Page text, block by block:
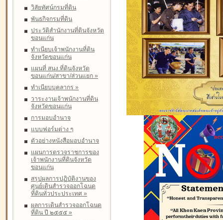
วิสัยทัศน์กรมที่ดิน
พันธกิจกรมที่ดิน
ประวัติสำนักงานที่ดินจังหวัด
ขอนแก่น
ทำเนียบเจ้าพนักงานที่ดิน
จังหวัดขอนแก่น
แผนที่ สนง.ที่ดินจังหวัด
ขอนแก่น/สาขา/ส่วนแยก »
ทำเนียบบุคลากร »
วาระงานเจ้าพนักงานที่ดิน
จังหวัดขอนแก่น
การมอบอำนาจ
แบบฟอร์มต่าง ๆ
ตัวอย่างหนังสือมอบอำนาจ
แผนการตรวจราชการของ
เจ้าพนักงานที่ดินจังหวัด
ขอนแก่น
สรุปผลการปฏิบัติงานของ
ศูนย์เดินสำรวจออกโฉนด
ที่ดินทั่วประประเทศ »
ผลการเดินสำรวจออกโฉนด
ที่ดิน ปี ๒๕๕๕ »